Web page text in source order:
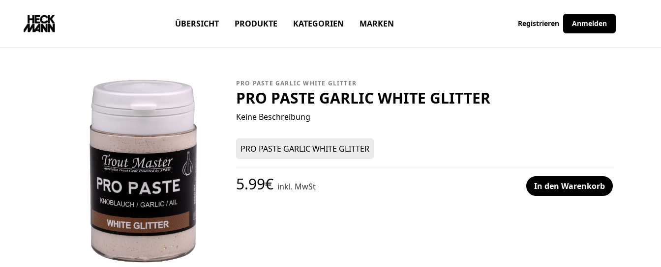
ÜBERSICHT PRODUKTE KATEGORIEN MARKEN Registrieren Anmelden
PRO PASTE GARLIC WHITE GLITTER
PRO PASTE GARLIC WHITE GLITTER
Keine Beschreibung
PRO PASTE GARLIC WHITE GLITTER
5.99€ inkl. MwSt In den Warenkorb